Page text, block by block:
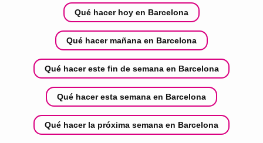
Qué hacer hoy en Barcelona
Qué hacer mañana en Barcelona
Qué hacer este fin de semana en Barcelona
Qué hacer esta semana en Barcelona
Qué hacer la próxima semana en Barcelona